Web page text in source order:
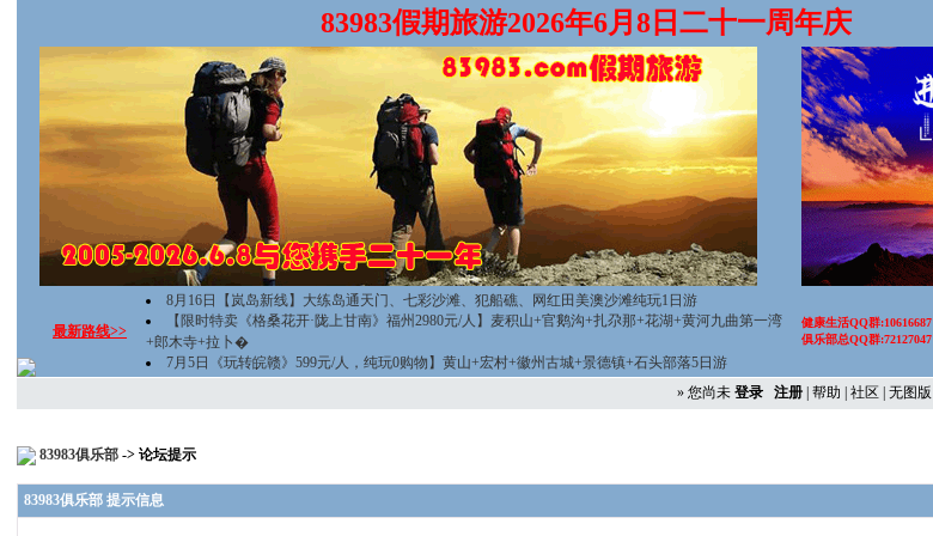
83983假期旅游2026年6月8日二十一周年庆
最新路线>>
8月16日【岚岛新线】大练岛通天门、七彩沙滩、犯船礁、网红田美澳沙滩纯玩1日游
【限时特卖《格桑花开·陇上甘南》福州2980元/人】麦积山+官鹅沟+扎尕那+花湖+黄河九曲第一湾
+郎木寺+拉卜�
7月5日《玩转皖赣》599元/人，纯玩0购物】黄山+宏村+徽州古城+景德镇+石头部落5日游
健康生活QQ群
俱乐部总QQ群
» 您尚未 登录 注册| 帮助 社区 无图版
83983俱乐部 -> 论坛提示
83983俱乐部 提示信息